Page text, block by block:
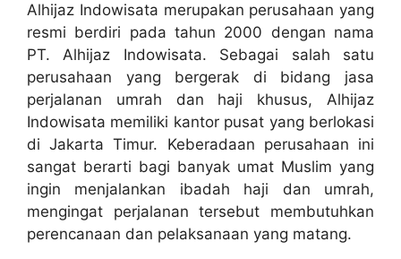
Alhijaz Indowisata merupakan perusahaan yang
resmi berdiri pada tahun 2000 dengan nama
PT. Alhijaz Indowisata. Sebagai salah satu
perusahaan yang bergerak di bidang jasa
perjalanan umrah dan haji khusus, Alhijaz
Indowisata memiliki kantor pusat yang berlokasi
di Jakarta Timur. Keberadaan perusahaan ini
sangat berarti bagi banyak umat Muslim yang
ingin menjalankan ibadah haji dan umrah,
mengingat perjalanan tersebut membutuhkan
perencanaan dan pelaksanaan yang matang.